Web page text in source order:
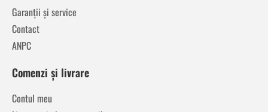
Garanții și service
Contact
ANPC
Comenzi și livrare
Contul meu